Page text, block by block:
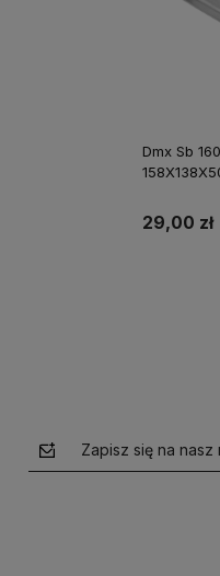
Dmx Sb
29,00 zł
Zapisz się na